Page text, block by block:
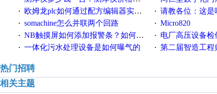
· 欧姆龙plc如何通过配方编辑器实现NB配方功能？ · 请教各位：这是
· somachine怎么并联两个回路 · Micro820
· NB触摸屏如何添加报警条？如何登陆报警信息？ · 电厂高压设备
· 一体化污水处理设备是如何曝气的 · 第二届智造工程师节
热门招聘
相关主题